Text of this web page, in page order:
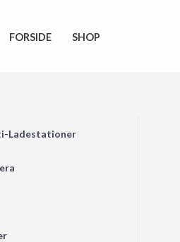
FORSIDE SHOP
Ladestationer